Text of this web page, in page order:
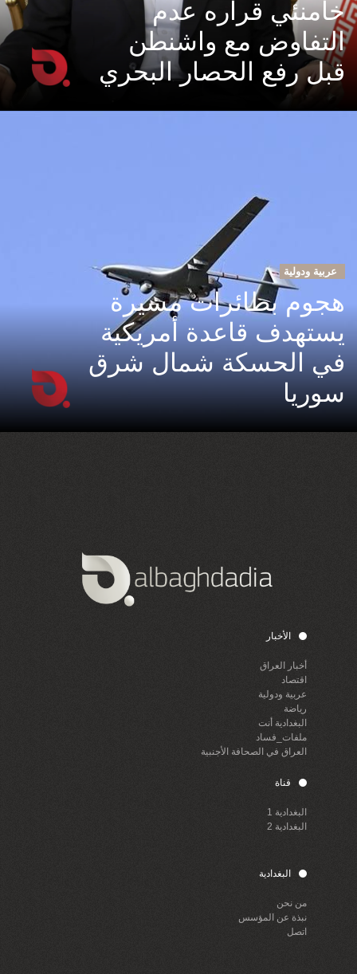
خامنئي قراره عدم
التفاوض مع واشنطن
قبل رفع الحصار البحري
عربية ودولية
هجوم بطائرات مسيرة
يستهدف قاعدة أمريكية
في الحسكة شمال شرق
سوريا
الأخبار
أخبار العراق
اقتصاد
عربية ودولية
رياضة
البغدادية أنت
ملفات_فساد
العراق في الصحافة الأجنبية
قناة
البغدادية 1
البغدادية 2
البغدادية
من نحن
نبذة عن المؤسس
اتصل